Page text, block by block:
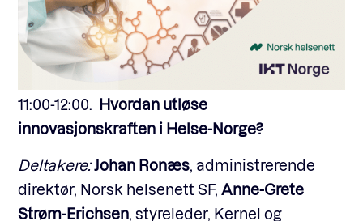
11:00-12:00. Hvordan utløse
innovasjonskraften i Helse-Norge?
Deltakere:Johan Ronæs, administrerende
direktør, Norsk helsenett SF, Anne-Grete
Strøm-Erichsen, styreleder, Kernel og